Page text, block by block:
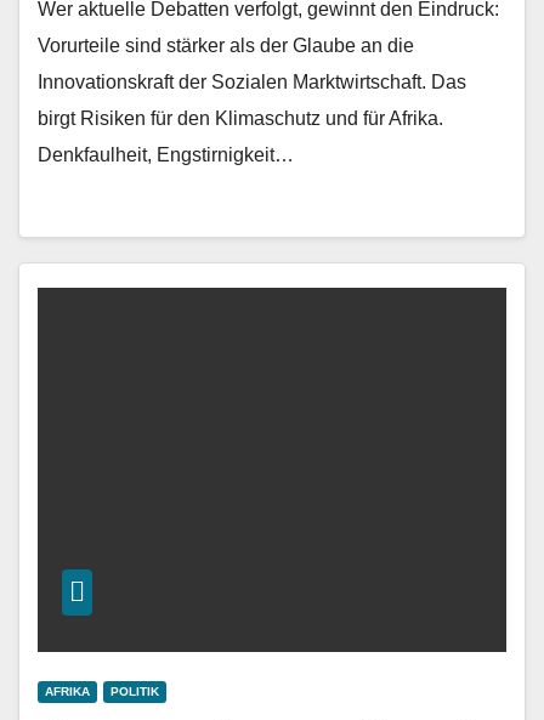
Wer aktuelle Debatten verfolgt, gewinnt den Eindruck:
Vorurteile sind stärker als der Glaube an die
Innovationskraft der Sozialen Marktwirtschaft. Das
birgt Risiken für den Klimaschutz und für Afrika.
Denkfaulheit, Engstirnigkeit…
AFRIKA POLITIK